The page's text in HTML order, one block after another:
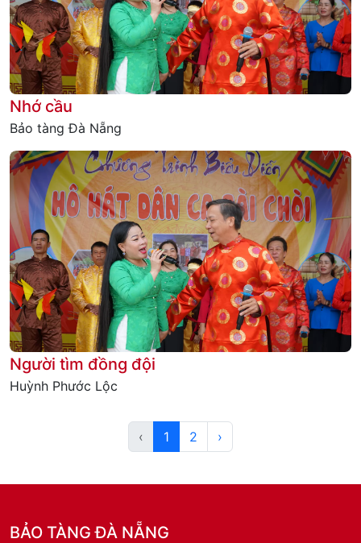
Nhớ cầu
Bảo tàng Đà Nẵng
Người tìm đồng đội
Huỳnh Phước Lộc
‹ 1 2 ›
BẢO TÀNG ĐÀ NẴNG